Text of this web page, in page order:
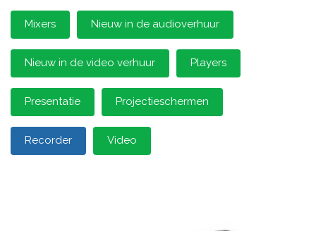
Mixers Nieuw in de audioverhuur
Nieuw in de video verhuur Players
Presentatie Projectieschermen
Recorder Video